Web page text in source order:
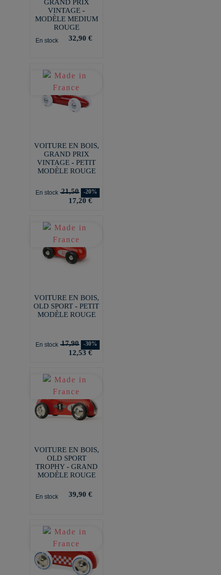
GRAND PRIX
VINTAGE -
MODÈLE MEDIUM
ROUGE
En stock 32,90 €
VOITURE EN BOIS,
GRAND PRIX
VINTAGE - PETIT
MODÈLE ROUGE
En stock 21,50 -20%
17,20 €
VOITURE EN BOIS,
OLD SPORT - PETIT
MODÈLE ROUGE
En stock 17,90 -30%
12,53 €
VOITURE EN BOIS,
OLD SPORT
TROPHY - GRAND
MODÈLE ROUGE
En stock 39,90 €